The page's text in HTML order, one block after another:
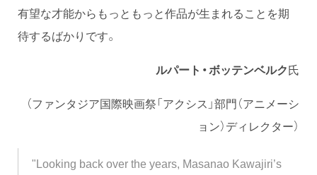
有望な才能からもっともっと作品が生まれることを期
待するばかりです。
ルパート・ボッテンベルク氏
（ファンタジア国際映画祭「アクシス」部門（アニメーシ
ョン）ディレクター）
"Looking back over the years, Masanao Kawajiri’s